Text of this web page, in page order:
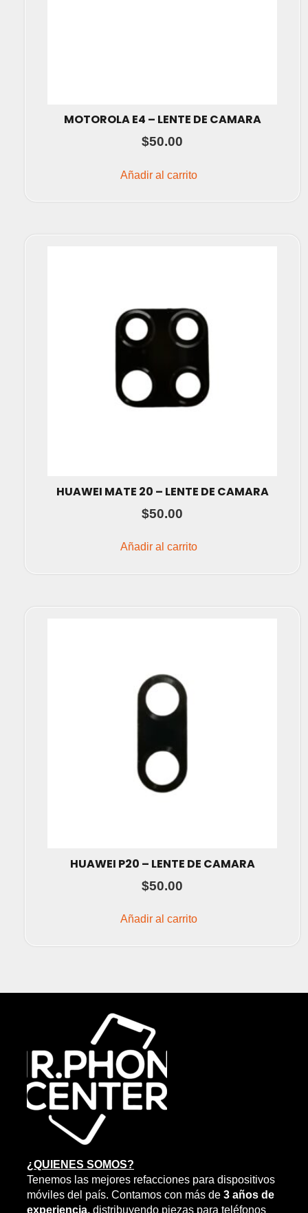
MOTOROLA E4 – LENTE DE CAMARA
$50.00
Añadir al carrito
HUAWEI MATE 20 – LENTE DE CAMARA
$50.00
Añadir al carrito
HUAWEI P20 – LENTE DE CAMARA
$50.00
Añadir al carrito
¿QUIENES SOMOS?
Tenemos las mejores refacciones para dispositivos
móviles del país. Contamos con más de 3 años de
experiencia, distribuyendo piezas para teléfonos